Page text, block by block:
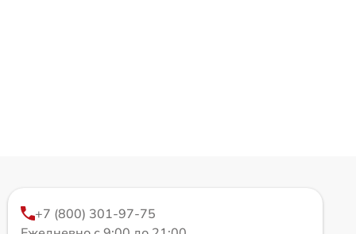
+7 (800) 301-97-75